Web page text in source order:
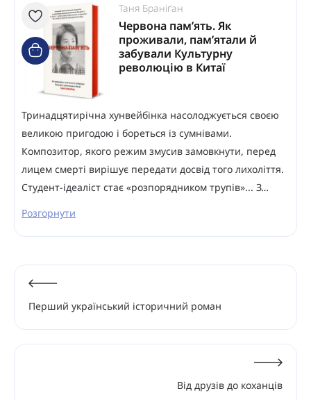
Таня Браніґан
Червона пам’ять. Як
проживали, пам’ятали й
забували Культурну
революцію в Китаї
Тринадцятирічна хунвейбінка насолоджується своєю
великою пригодою і бореться із сумнівами.
Композитор, якого режим змусив замовкнути, перед
лицем смерті вирішує передати досвід того лихоліття.
Студент-ідеаліст стає «розпорядником трупів»... З…
Розгорнути
Перший український історичний роман
Від друзів до коханців